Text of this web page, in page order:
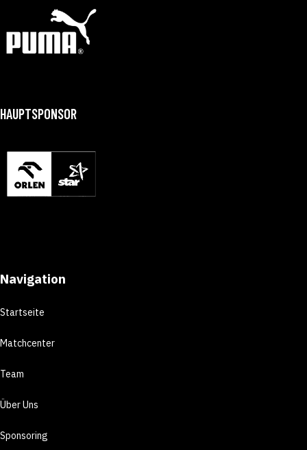
HAUPTSPONSOR
Navigation
Startseite
Matchcenter
Team
Über Uns
Sponsoring